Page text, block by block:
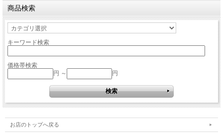
商品検索
キーワード検索
価格帯検索
円 ～
円
お店のトップへ戻る